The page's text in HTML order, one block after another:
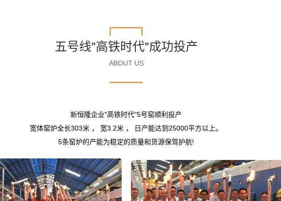
五号线"高铁时代"成功投产
ABOUT US
新恒隆企业"高铁时代"5号窑顺利投产
宽体窑炉全长303米 ， 宽3.2米 ， 日产能达到25000平方以上。
5条窑炉的产能为稳定的质量和货源保驾护航!